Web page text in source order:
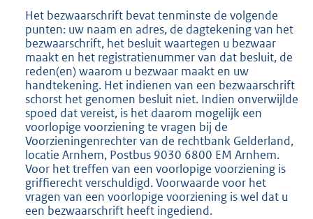
Het bezwaarschrift bevat tenminste de volgende
punten: uw naam en adres, de dagtekening van het
bezwaarschrift, het besluit waartegen u bezwaar
maakt en het registratienummer van dat besluit, de
reden(en) waarom u bezwaar maakt en uw
handtekening. Het indienen van een bezwaarschrift
schorst het genomen besluit niet. Indien onverwijlde
spoed dat vereist, is het daarom mogelijk een
voorlopige voorziening te vragen bij de
Voorzieningenrechter van de rechtbank Gelderland,
locatie Arnhem, Postbus 9030 6800 EM Arnhem.
Voor het treffen van een voorlopige voorziening is
griffierecht verschuldigd. Voorwaarde voor het
vragen van een voorlopige voorziening is wel dat u
een bezwaarschrift heeft ingediend.